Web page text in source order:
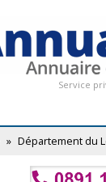
Service
» Département du